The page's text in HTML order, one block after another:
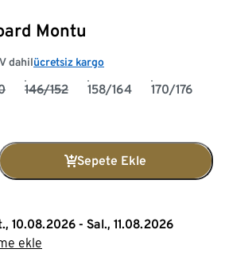
Montu
dahilücretsiz kargo
146/152 158/164 170/176
Sepete Ekle
10.08.2026 - Sal., 11.08.2026
ekle